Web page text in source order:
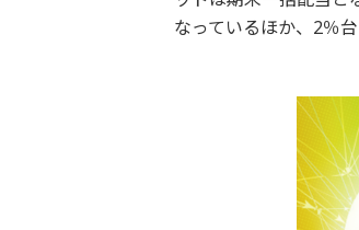
なっているほか、2％